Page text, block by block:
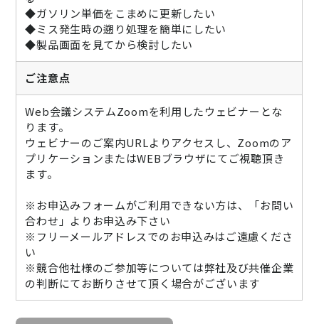
◆ガソリン単価をこまめに更新したい
◆ミス発生時の遡り処理を簡単にしたい
◆製品画面を見てから検討したい
ご注意点
Web会議システムZoomを利用したウェビナーとな
ります。
ウェビナーのご案内URLよりアクセスし、Zoomのア
プリケーションまたはWEBブラウザにてご視聴頂き
ます。
※お申込みフォームがご利用できない方は、「お問い
合わせ」よりお申込み下さい
※フリーメールアドレスでのお申込みはご遠慮くださ
い
※競合他社様のご参加等については弊社及び共催企業
の判断にてお断りさせて頂く場合がございます